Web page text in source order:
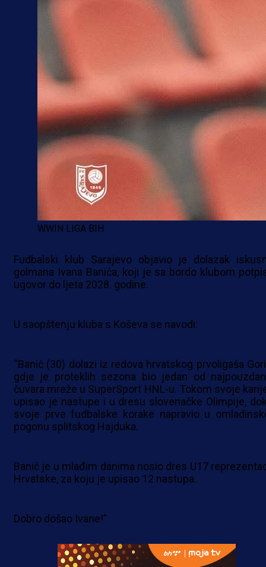
WWIN LIGA BIH
Fudbalski klub Sarajevo objavio je dolazak
golmana Ivana Banića, koji je sa bordo klubom
ugovor do ljeta 2028. godine.
U saopštenju kluba s Koševa se navodi:
“Banić (30) dolazi iz redova hrvatskog prvoligaša
gdje je proteklih sezona bio jedan od
čuvara mreže u SuperSport HNL-u. Tokom svoje
upisao je nastupe i u dresu slovenačke Olimpije,
svoje prve fudbalske korake napravio u
pogonu splitskog Hajduka.
Banić je u mlađim danima nosio dres U17
Hrvatske, za koju je upisao 12 nastupa.
Dobro došao Ivane!”